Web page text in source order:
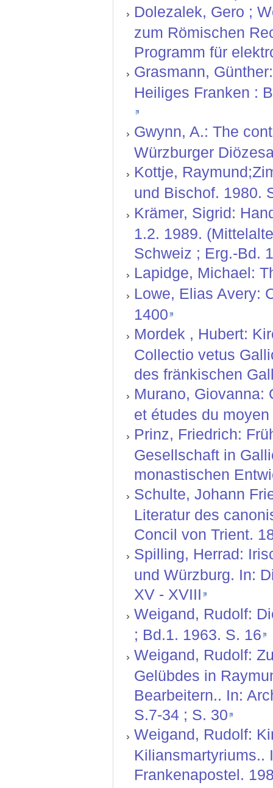
Dolezalek, Gero ;
zum Römischen
Programm für
Grasmann,
Heiliges Franken :
Gwynn, A.: The
Würzburger
Kottje,
und Bischof. 1980.
Krämer, Sigrid:
1.2. 1989.
Schweiz ; Erg.-Bd.
Lapidge, Michael:
Lowe, Elias Avery:
1400
Mordek , Hubert:
Collectio vetus
des fränkischen
Murano, Giovanna:
et études du
Prinz, Friedrich:
Gesellschaft in
monastischen
Schulte, Johann
Literatur des
Concil von Trient.
Spilling, Herrad:
und Würzburg. In:
XV - XVIII
Weigand, Rudolf:
; Bd.1. 1963. S. 16
Weigand, Rudolf:
Gelübdes in
Bearbeitern.. In:
S.7-34 ; S. 30
Weigand, Rudolf:
Kiliansmartyriums..
Frankenapostel.